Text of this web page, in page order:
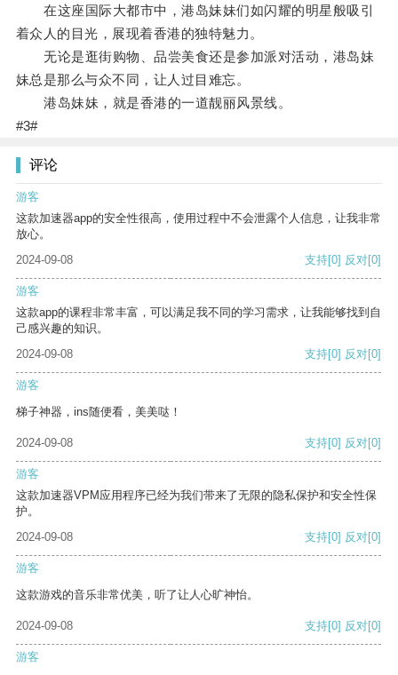
在这座国际大都市中，港岛妹妹们如闪耀的明星般吸引
着众人的目光，展现着香港的独特魅力。
无论是逛街购物、品尝美食还是参加派对活动，港岛妹
妹总是那么与众不同，让人过目难忘。
港岛妹妹，就是香港的一道靓丽风景线。
#3#
评论
游客
这款加速器app的安全性很高，使用过程中不会泄露个人信息，让我非常
放心。
2024-09-08
支持[0] 反对[0]
游客
这款app的课程非常丰富，可以满足我不同的学习需求，让我能够找到自
己感兴趣的知识。
2024-09-08
支持[0] 反对[0]
游客
梯子神器，ins随便看，美美哒！
2024-09-08 支持[0] 反对[0]
游客
这款加速器VPM应用程序已经为我们带来了无限的隐私保护和安全性保
护。
2024-09-08
支持[0] 反对[0]
游客
这款游戏的音乐非常优美，听了让人心旷神怡。
2024-09-08 支持[0] 反对[0]
游客